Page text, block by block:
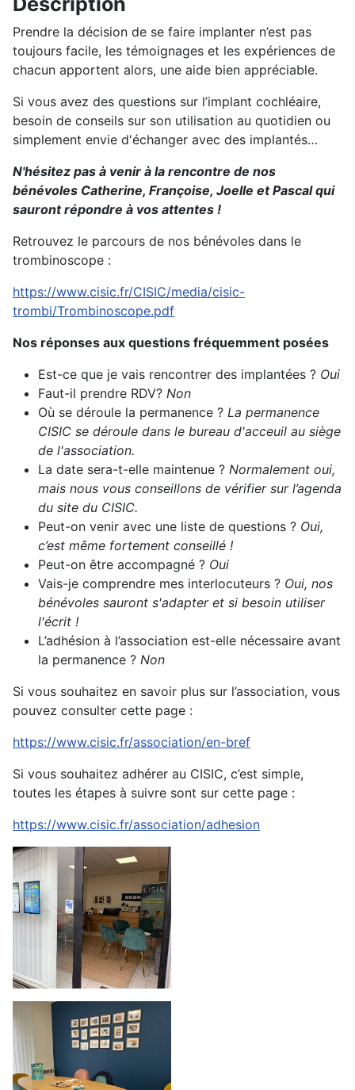
Prendre la décision de se faire implanter n’est pas
toujours facile, les témoignages et les expériences de
chacun apportent alors, une aide bien appréciable.
Si vous avez des questions sur l’implant cochléaire,
besoin de conseils sur son utilisation au quotidien ou
simplement envie d'échanger avec des implantés…
N'hésitez pas à venir à la rencontre de nos
bénévoles Catherine, Françoise, Joelle et Pascal qui
sauront répondre à vos attentes !
Retrouvez le parcours de nos bénévoles dans le
trombinoscope :
https://www.cisic.fr/CISIC/media/cisic-
trombi/Trombinoscope.pdf
Nos réponses aux questions fréquemment posées
Est-ce que je vais rencontrer des implantées ? Oui
Faut-il prendre RDV? Non
Où se déroule la permanence ? La permanence
CISIC se déroule dans le bureau d'acceuil au siège
de l'association.
La date sera-t-elle maintenue ? Normalement oui,
mais nous vous conseillons de vérifier sur l’agenda
du site du CISIC.
Peut-on venir avec une liste de questions ? Oui,
c’est même fortement conseillé !
Peut-on être accompagné ? Oui
Vais-je comprendre mes interlocuteurs ? Oui, nos
bénévoles sauront s'adapter et si besoin utiliser
l'écrit !
L’adhésion à l’association est-elle nécessaire avant
la permanence ? Non
Si vous souhaitez en savoir plus sur l’association, vous
pouvez consulter cette page :
https://www.cisic.fr/association/en-bref
Si vous souhaitez adhérer au CISIC, c’est simple,
toutes les étapes à suivre sont sur cette page :
https://www.cisic.fr/association/adhesion